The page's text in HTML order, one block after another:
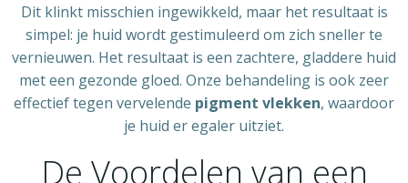
Dit klinkt misschien ingewikkeld, maar het resultaat is
simpel: je huid wordt gestimuleerd om zich sneller te
vernieuwen. Het resultaat is een zachtere, gladdere huid
met een gezonde gloed. Onze behandeling is ook zeer
effectief tegen vervelende pigment vlekken, waardoor
je huid er egaler uitziet.
De Voordelen van een